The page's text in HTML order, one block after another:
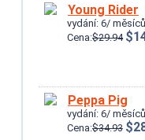
Young Rider
vydání: 6/
Cena:$29.94
Peppa Pig
vydání: 6/
Cena:$34.93